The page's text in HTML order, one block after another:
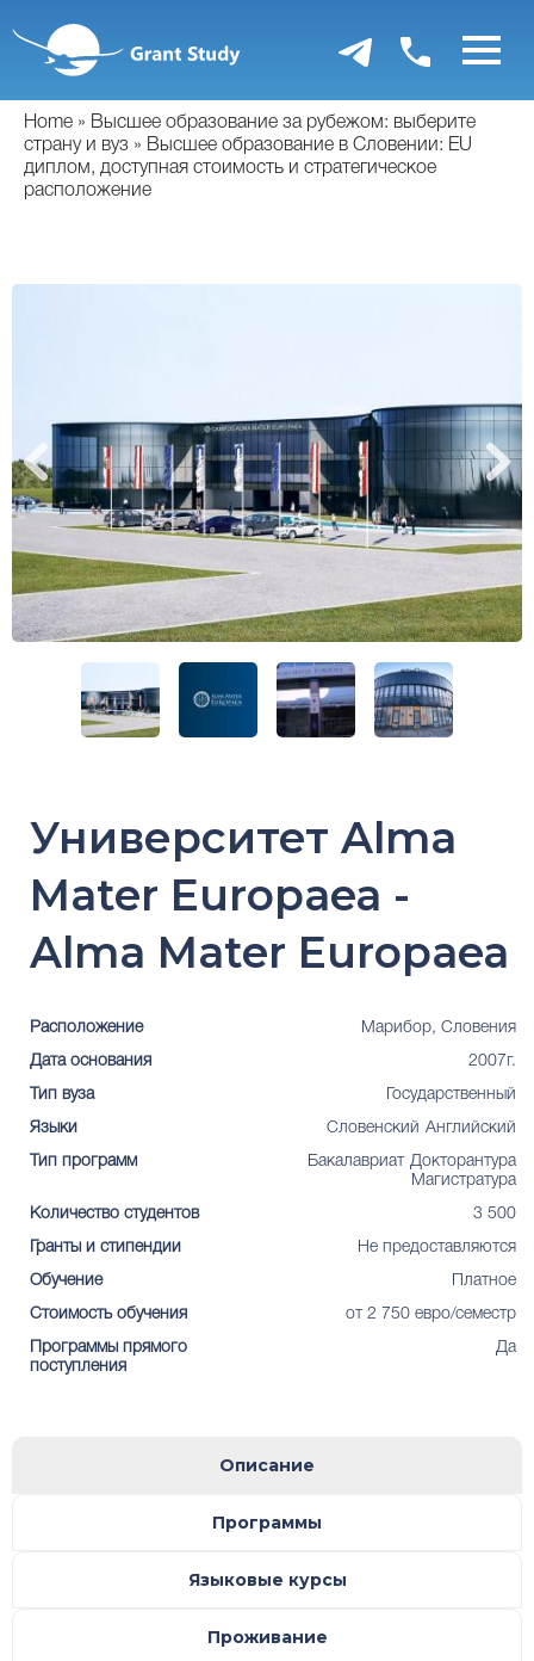
основному
содержанию
Home
Высшее образование за рубежом: выберите
страну и вуз
Высшее образование в Словении: EU
диплом, доступная стоимость и стратегическое
расположение
Университет Alma
Mater Europaea -
Alma Mater Europaea
Расположение Марибор, Словения
Дата основания 2007г.
Тип вуза Государственный
Языки Cловенский Английский
Тип программ Бакалавриат Докторантура
Магистратура
Количество студентов 3 500
Гранты и стипендии Не предоставляются
Обучение Платное
Стоимость обучения от 2 750 евро/семестр
Программы прямого
поступления
Да
Описание
Программы
Языковые курсы
Проживание